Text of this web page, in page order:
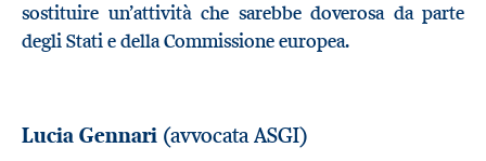
sostituire un’attività che sarebbe doverosa da parte
degli Stati e della Commissione europea.
Lucia Gennari (avvocata ASGI)